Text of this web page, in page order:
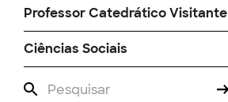
Professor Catedrático Visitante
Ciências Sociais